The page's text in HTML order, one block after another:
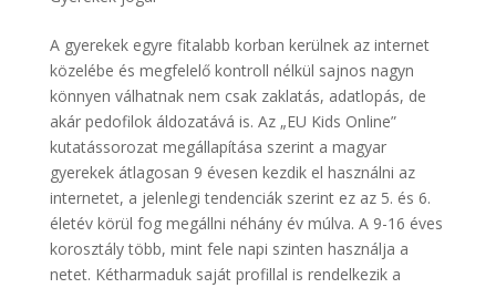
A gyerekek egyre fitalabb korban kerülnek az internet
közelébe és megfelelő kontroll nélkül sajnos nagyn
könnyen válhatnak nem csak zaklatás, adatlopás, de
akár pedofilok áldozatává is. Az „EU Kids Online”
kutatássorozat megállapítása szerint a magyar
gyerekek átlagosan 9 évesen kezdik el használni az
internetet, a jelenlegi tendenciák szerint ez az 5. és 6.
életév körül fog megállni néhány év múlva. A 9-16 éves
korosztály több, mint fele napi szinten használja a
netet. Kétharmaduk saját profillal is rendelkezik a